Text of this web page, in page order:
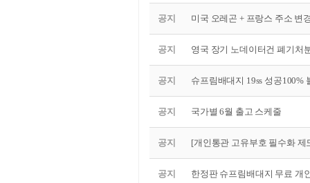
공지 미국 오레곤 + 프랑스 주소 변
공지 영국 장기 노데이터건 폐기처
공지 슈프림배대지 19ss 성공100%
공지 국가별 6월 출고 스케줄
공지 [개인통관 고유부호 필수화
공지 한정판 슈프림배대지 무료 개